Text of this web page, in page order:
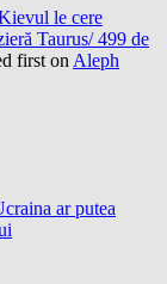
le cere
Taurus/ 499 de
first on Aleph